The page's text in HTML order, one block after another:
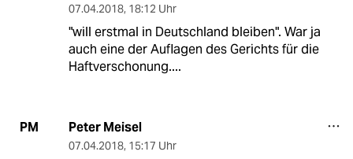
07.04.2018, 18:12 Uhr
"will erstmal in Deutschland bleiben". War ja
auch eine der Auflagen des Gerichts für die
Haftverschonung....
PM Peter Meisel
07.04.2018, 15:17 Uhr